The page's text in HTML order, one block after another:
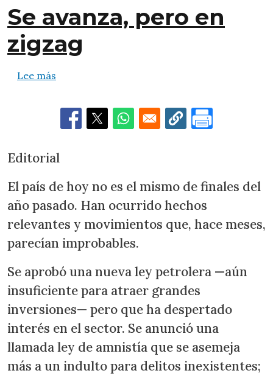
Se avanza, pero en
zigzag
Lee más
Editorial
El país de hoy no es el mismo de finales del
año pasado. Han ocurrido hechos
relevantes y movimientos que, hace meses,
parecían improbables.
Se aprobó una nueva ley petrolera —aún
insuficiente para atraer grandes
inversiones— pero que ha despertado
interés en el sector. Se anunció una
llamada ley de amnistía que se asemeja
más a un indulto para delitos inexistentes;